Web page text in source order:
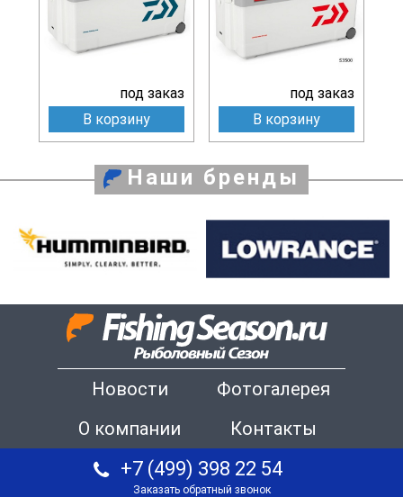
под заказ
В корзину
под заказ
В корзину
Наши бренды
Новости
Фотогалерея
О компании
Контакты
+7 (499) 398 22 54
Заказать обратный звонок